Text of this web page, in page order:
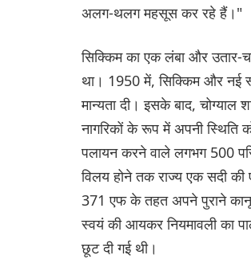
अलग-थलग महसूस कर रहे हैं।"
सिक्किम का एक लंबा और उतार-
था। 1950 में, सिक्किम और नई
मान्यता दी। इसके बाद, चोग्याल
नागरिकों के रूप में अपनी स्थिति
पलायन करने वाले लगभग 500
विलय होने तक राज्य एक सदी
371 एफ के तहत अपने पुराने
स्वयं की आयकर नियमावली का
छूट दी गई थी।